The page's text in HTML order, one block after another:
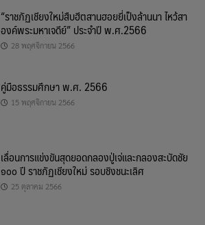
“ราชภัฏเชียงใหม่สืบฮีตสานฮอยยี่เป็งล้านนา ไหว้สา
องค์พระมหาเจดีย์” ประจำปี พ.ศ.2566
28 พฤศจิกายน 2566
คู่มือธรรมศึกษา พ.ศ. 2566
15 พฤศจิกายน 2566
เลื่อนการแข่งขันสุดยอดกลองปู่เจ่และกลองสะบัดชัย
๑๐๐ ปี ราชภัฏเชียงใหม่ รอบชิงชนะเลิศ
25 ตุลาคม 2566